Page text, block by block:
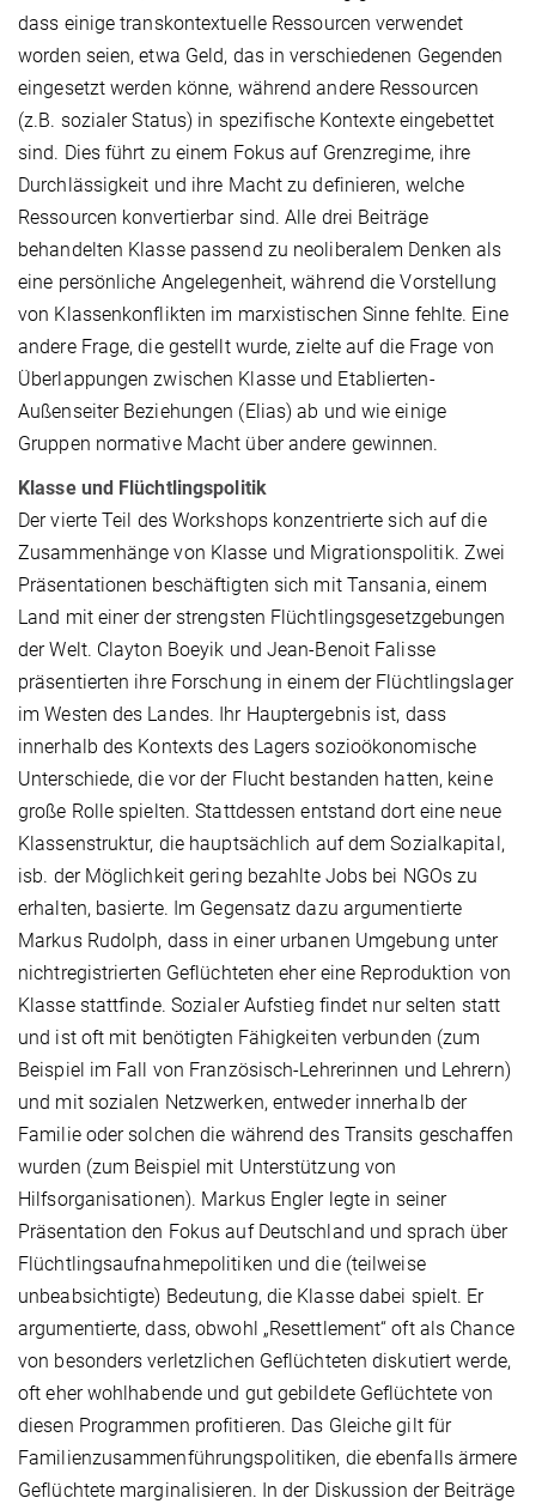
dass einige transkontextuelle Ressourcen verwendet
worden seien, etwa Geld, das in verschiedenen Gegenden
eingesetzt werden könne, während andere Ressourcen
(z.B. sozialer Status) in spezifische Kontexte eingebettet
sind. Dies führt zu einem Fokus auf Grenzregime, ihre
Durchlässigkeit und ihre Macht zu definieren, welche
Ressourcen konvertierbar sind. Alle drei Beiträge
behandelten Klasse passend zu neoliberalem Denken als
eine persönliche Angelegenheit, während die Vorstellung
von Klassenkonflikten im marxistischen Sinne fehlte. Eine
andere Frage, die gestellt wurde, zielte auf die Frage von
Überlappungen zwischen Klasse und Etablierten-
Außenseiter Beziehungen (Elias) ab und wie einige
Gruppen normative Macht über andere gewinnen.
Klasse und Flüchtlingspolitik
Der vierte Teil des Workshops konzentrierte sich auf die
Zusammenhänge von Klasse und Migrationspolitik. Zwei
Präsentationen beschäftigten sich mit Tansania, einem
Land mit einer der strengsten Flüchtlingsgesetzgebungen
der Welt. Clayton Boeyik und Jean-Benoit Falisse
präsentierten ihre Forschung in einem der Flüchtlingslager
im Westen des Landes. Ihr Hauptergebnis ist, dass
innerhalb des Kontexts des Lagers sozioökonomische
Unterschiede, die vor der Flucht bestanden hatten, keine
große Rolle spielten. Stattdessen entstand dort eine neue
Klassenstruktur, die hauptsächlich auf dem Sozialkapital,
isb. der Möglichkeit gering bezahlte Jobs bei NGOs zu
erhalten, basierte. Im Gegensatz dazu argumentierte
Markus Rudolph, dass in einer urbanen Umgebung unter
nichtregistrierten Geflüchteten eher eine Reproduktion von
Klasse stattfinde. Sozialer Aufstieg findet nur selten statt
und ist oft mit benötigten Fähigkeiten verbunden (zum
Beispiel im Fall von Französisch-Lehrerinnen und Lehrern)
und mit sozialen Netzwerken, entweder innerhalb der
Familie oder solchen die während des Transits geschaffen
wurden (zum Beispiel mit Unterstützung von
Hilfsorganisationen). Markus Engler legte in seiner
Präsentation den Fokus auf Deutschland und sprach über
Flüchtlingsaufnahmepolitiken und die (teilweise
unbeabsichtigte) Bedeutung, die Klasse dabei spielt. Er
argumentierte, dass, obwohl „Resettlement“ oft als Chance
von besonders verletzlichen Geflüchteten diskutiert werde,
oft eher wohlhabende und gut gebildete Geflüchtete von
diesen Programmen profitieren. Das Gleiche gilt für
Familienzusammenführungspolitiken, die ebenfalls ärmere
Geflüchtete marginalisieren. In der Diskussion der Beiträge